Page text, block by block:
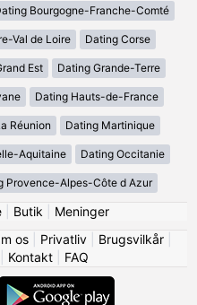
Bourgogne-Franche-Comté
Val de Loire Dating Corse
Est Dating Grande-Terre
Dating Hauts-de-France
Réunion Dating Martinique
Aquitaine Dating Occitanie
Provence-Alpes-Côte d Azur
| Butik
Meninger
os| Privatliv| Brugsvilkår|
Kontakt| FAQ